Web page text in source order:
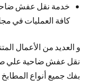
خدمة نقل عفش
كافة العمليات في
و العديد من الأعمال
نقل عفش ضاحية علي
بفك جميع أنواع المطابخ